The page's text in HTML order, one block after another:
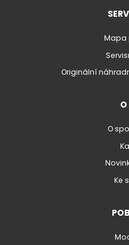
Mapa
Originální
O
Ke